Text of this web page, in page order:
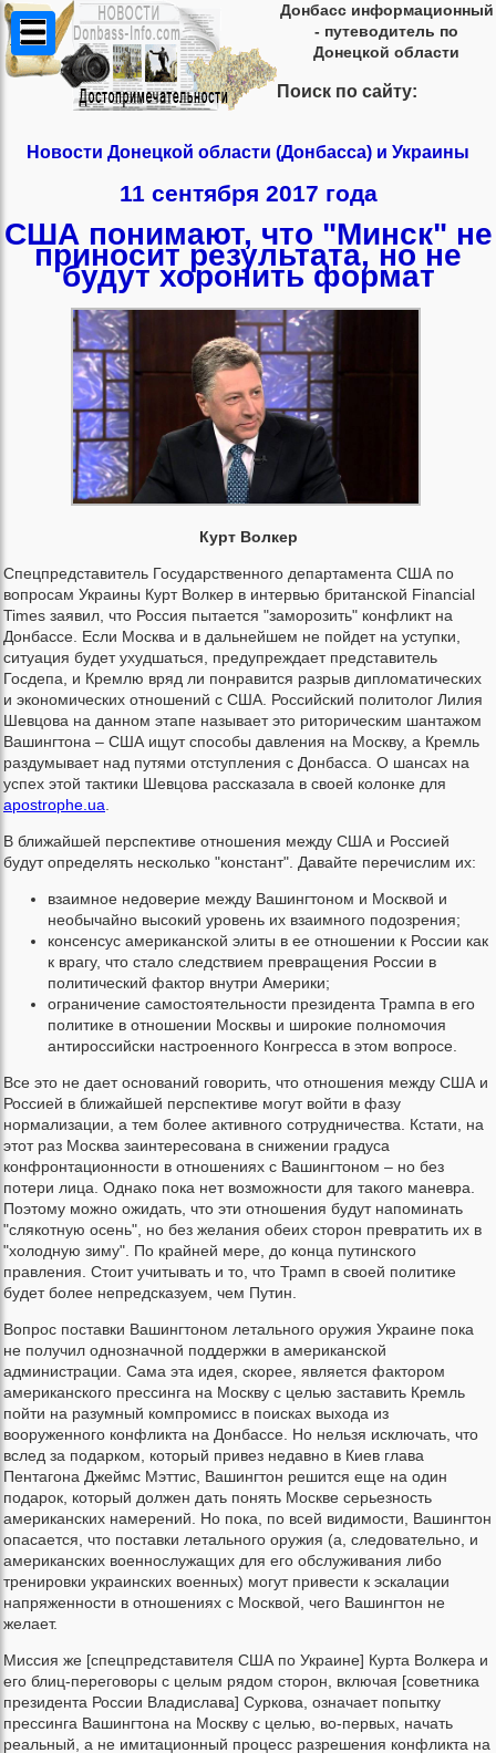
Донбасс информационный
- путеводитель по
Донецкой области
Поиск по сайту:
Новости Донецкой области (Донбасса) и Украины
11 сентября 2017 года
США понимают, что "Минск" не
приносит результата, но не
будут хоронить формат
Курт Волкер
Спецпредставитель Государственного департамента США по
вопросам Украины Курт Волкер в интервью британской Financial
Times заявил, что Россия пытается "заморозить" конфликт на
Донбассе. Если Москва и в дальнейшем не пойдет на уступки,
ситуация будет ухудшаться, предупреждает представитель
Госдепа, и Кремлю вряд ли понравится разрыв дипломатических
и экономических отношений с США. Российский политолог Лилия
Шевцова на данном этапе называет это риторическим шантажом
Вашингтона – США ищут способы давления на Москву, а Кремль
раздумывает над путями отступления с Донбасса. О шансах на
успех этой тактики Шевцова рассказала в своей колонке для
apostrophe.ua.
В ближайшей перспективе отношения между США и Россией
будут определять несколько "констант". Давайте перечислим их:
взаимное недоверие между Вашингтоном и Москвой и
необычайно высокий уровень их взаимного подозрения;
консенсус американской элиты в ее отношении к России как
к врагу, что стало следствием превращения России в
политический фактор внутри Америки;
ограничение самостоятельности президента Трампа в его
политике в отношении Москвы и широкие полномочия
антироссийски настроенного Конгресса в этом вопросе.
Все это не дает оснований говорить, что отношения между США и
Россией в ближайшей перспективе могут войти в фазу
нормализации, а тем более активного сотрудничества. Кстати, на
этот раз Москва заинтересована в снижении градуса
конфронтационности в отношениях с Вашингтоном – но без
потери лица. Однако пока нет возможности для такого маневра.
Поэтому можно ожидать, что эти отношения будут напоминать
"слякотную осень", но без желания обеих сторон превратить их в
"холодную зиму". По крайней мере, до конца путинского
правления. Стоит учитывать и то, что Трамп в своей политике
будет более непредсказуем, чем Путин.
Вопрос поставки Вашингтоном летального оружия Украине пока
не получил однозначной поддержки в американской
администрации. Сама эта идея, скорее, является фактором
американского прессинга на Москву с целью заставить Кремль
пойти на разумный компромисс в поисках выхода из
вооруженного конфликта на Донбассе. Но нельзя исключать, что
вслед за подарком, который привез недавно в Киев глава
Пентагона Джеймс Мэттис, Вашингтон решится еще на один
подарок, который должен дать понять Москве серьезность
американских намерений. Но пока, по всей видимости, Вашингтон
опасается, что поставки летального оружия (а, следовательно, и
американских военнослужащих для его обслуживания либо
тренировки украинских военных) могут привести к эскалации
напряженности в отношениях с Москвой, чего Вашингтон не
желает.
Миссия же [спецпредставителя США по Украине] Курта Волкера и
его блиц-переговоры с целым рядом сторон, включая [советника
президента России Владислава] Суркова, означает попытку
прессинга Вашингтона на Москву с целью, во-первых, начать
реальный, а не имитационный процесс разрешения конфликта на